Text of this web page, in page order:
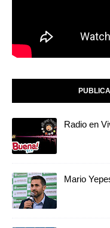
Radio en
Mario